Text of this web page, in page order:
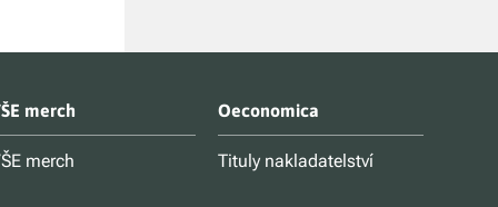
merch
merch
Oeconomica
Tituly nakladatelství